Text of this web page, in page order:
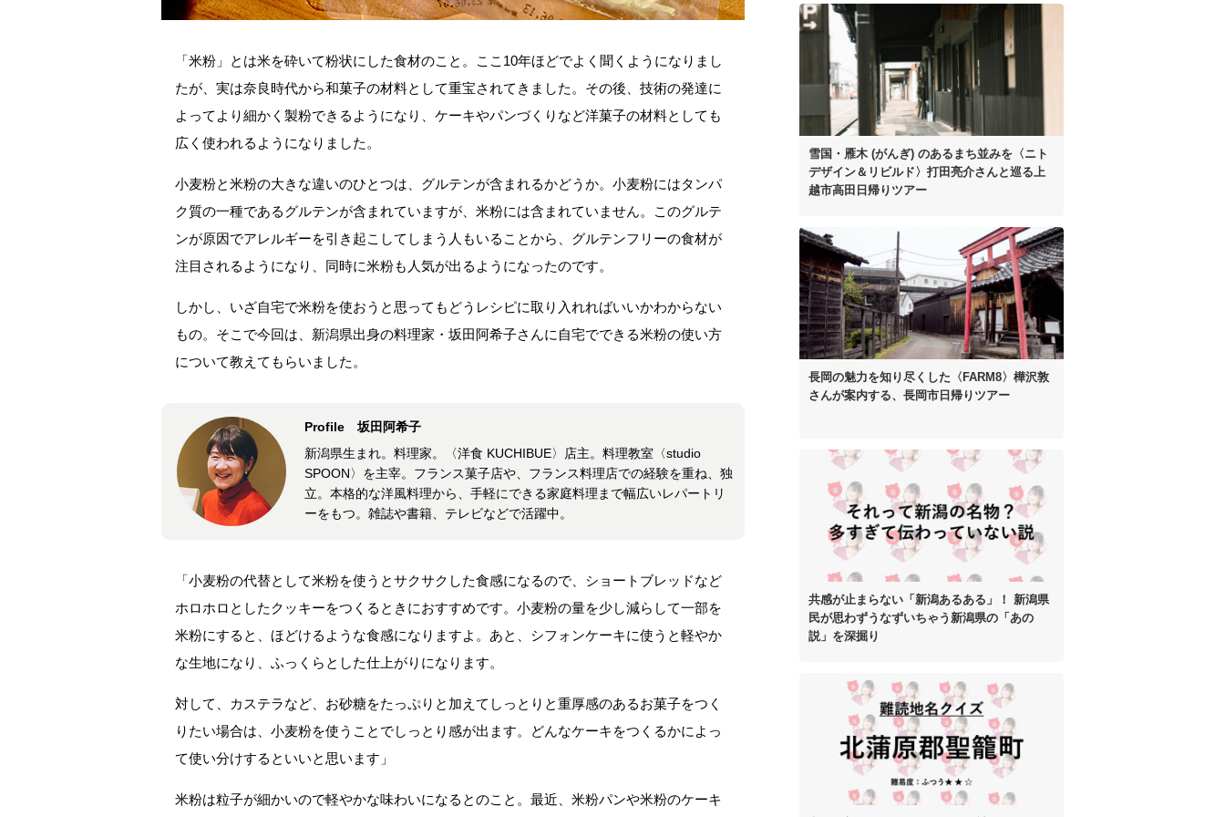
「米粉」とは米を砕いて粉状にした食材のこと。ここ10年ほどでよく聞くようになりまし
たが、実は奈良時代から和菓子の材料として重宝されてきました。その後、技術の発達に
よってより細かく製粉できるようになり、ケーキやパンづくりなど洋菓子の材料としても
広く使われるようになりました。
小麦粉と米粉の大きな違いのひとつは、グルテンが含まれるかどうか。小麦粉にはタンパ
ク質の一種であるグルテンが含まれていますが、米粉には含まれていません。このグルテ
ンが原因でアレルギーを引き起こしてしまう人もいることから、グルテンフリーの食材が
注目されるようになり、同時に米粉も人気が出るようになったのです。
しかし、いざ自宅で米粉を使おうと思ってもどうレシピに取り入れればいいかわからない
もの。そこで今回は、新潟県出身の料理家・坂田阿希子さんに自宅でできる米粉の使い方
について教えてもらいました。
Profile 坂田阿希子
新潟県生まれ。料理家。〈洋食 KUCHIBUE〉店主。料理教室〈studio
SPOON〉を主宰。フランス菓子店や、フランス料理店での経験を重ね、独
立。本格的な洋風料理から、手軽にできる家庭料理まで幅広いレパートリ
ーをもつ。雑誌や書籍、テレビなどで活躍中。
「小麦粉の代替として米粉を使うとサクサクした食感になるので、ショートブレッドなど
ホロホロとしたクッキーをつくるときにおすすめです。小麦粉の量を少し減らして一部を
米粉にすると、ほどけるような食感になりますよ。あと、シフォンケーキに使うと軽やか
な生地になり、ふっくらとした仕上がりになります。
対して、カステラなど、お砂糖をたっぷりと加えてしっとりと重厚感のあるお菓子をつく
りたい場合は、小麦粉を使うことでしっとり感が出ます。どんなケーキをつくるかによっ
て使い分けするといいと思います」
米粉は粒子が細かいので軽やかな味わいになるとのこと。最近、米粉パンや米粉のケーキ
雪国・雁木 (がんぎ) のある まち並みを 〈ニト
デザイン＆リビルド〉 打田亮介さんと巡る上
越市高田日帰りツアー
長岡の魅力を知り尽くした 〈FARM8〉樺沢敦
さんが案内する、 長岡市日帰りツアー
共感が止まらない 「新潟あるある」！ 新潟県
民が思わずうなずいちゃう 新潟県の「あの
説」を深掘り